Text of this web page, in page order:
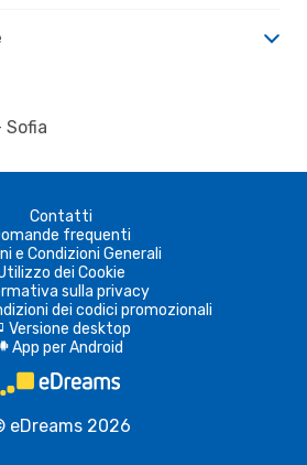
Sofia
Contatti
frequenti
e Condizioni Generali
dei Cookie
sulla privacy
dei codici promozionali
Versione desktop
A App per Android
eDreams 2026